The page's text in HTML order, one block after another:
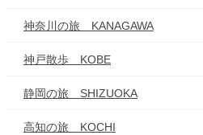
神奈川の旅 KANAGAWA
神戸散歩 KOBE
静岡の旅 SHIZUOKA
高知の旅 KOCHI